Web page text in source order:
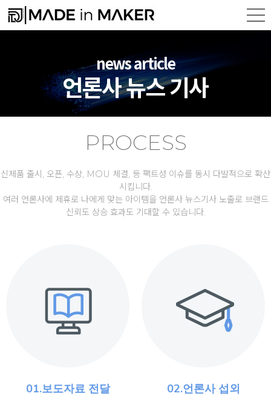
news article
언론사 뉴스 기사
PROCESS
신제품 출시, 오픈, 수상, MOU 체결, 등 팩트성 이슈를 동시 다발적으로 확산
시킵니다.
여러 언론사에 제휴로 나에게 맞는 아이템을 언론사 뉴스기사 노출로 브랜드
신뢰도 상승 효과도 기대할 수 있습니다.
01.보도자료 전달 02.언론사 섭외